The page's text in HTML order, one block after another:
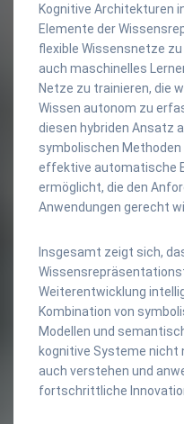
Kognitive Architekturen
Elemente der
flexible Wissensnetze
auch maschinelles
Netze zu trainieren, die
Wissen autonom zu
diesen hybriden Ansatz
symbolischen
effektive automatische
ermöglicht, die den
Anwendungen gerecht
Insgesamt zeigt sich,
Weiterentwicklung
Kombination von
Modellen und
kognitive Systeme nicht
auch verstehen und
fortschrittliche